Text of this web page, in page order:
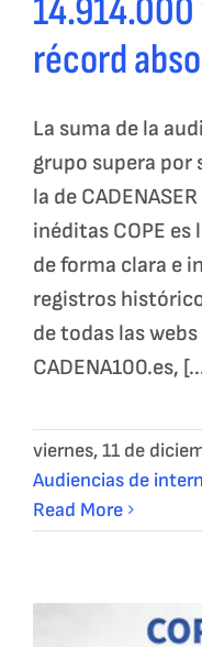
récord
La suma de la
grupo supera por
la de
inéditas COPE
de forma clara e
registros
de todas las webs
CADENA100.es,
viernes, 11 de
Audiencias de
Read More